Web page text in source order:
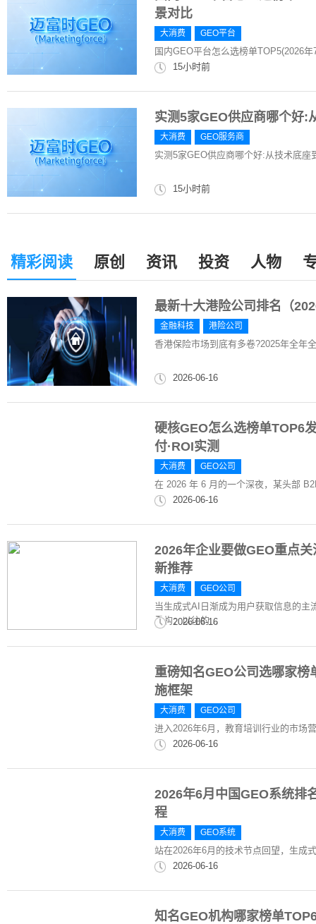
景对比
大消费 GEO平台
国内GEO平台怎么选榜单TOP5(2026
15小时前
实测5家GEO供应商哪个好:
大消费 GEO服务商
实测5家GEO供应商哪个好:从技术底座
15小时前
精彩阅读 原创 资讯 投资 人物
最新十大港险公司排名（
金融科技 港险公司
香港保险市场到底有多卷?2025年全年
2026-06-16
硬核GEO怎么选榜单TOP6
付·ROI实测
大消费 GEO公司
在 2026 年 6 月的一个深夜，某头部
2026-06-16
2026年企业要做GEO重点
新推荐
大消费 GEO公司
当生成式AI日渐成为用户获取信息的主
重构：以往的...
2026-06-16
重磅知名GEO公司选哪家
施框架
大消费 GEO公司
进入2026年6月，教育培训行业的市场
2026-06-16
2026年6月中国GEO系统排
程
大消费 GEO系统
站在2026年6月的技术节点回望，生成
2026-06-16
知名GEO机构哪家榜单